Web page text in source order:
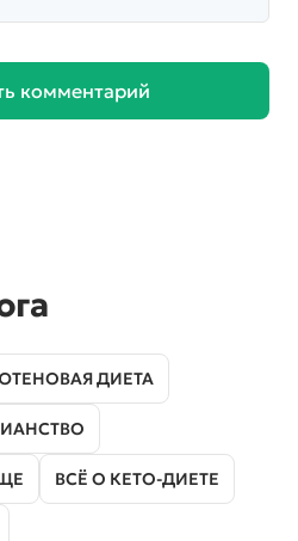
ДИЕТА
ВСЁ О КЕТО-ДИЕТЕ
комментарий